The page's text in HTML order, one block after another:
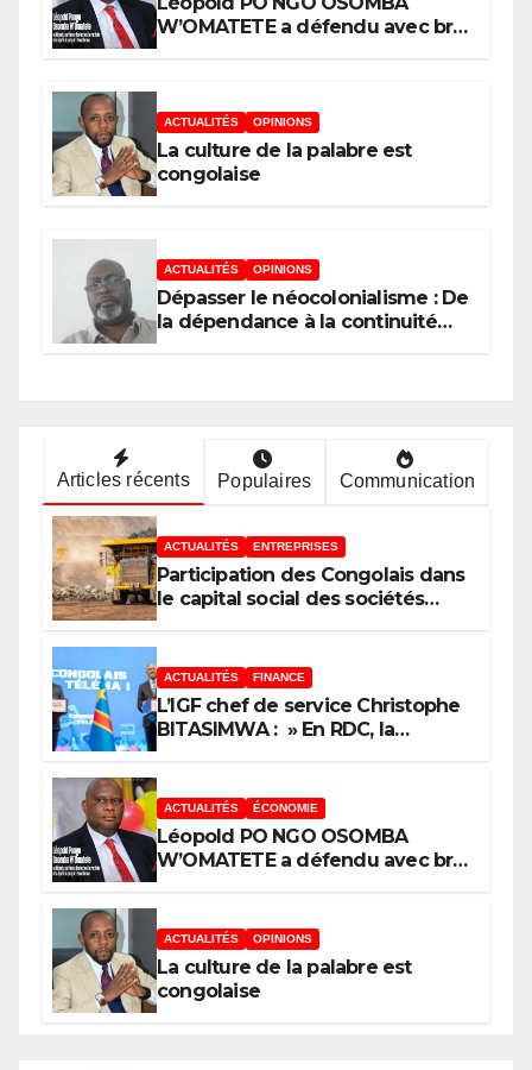
W’OMATETE a défendu avec brio
sociaux de base dans la Ville
Province de Kinshasa », devant
le jury conduit par le Prof. Mabi
ACTUALITÉS OPINIONS
La culture de la palabre est
congolaise
ACTUALITÉS OPINIONS
Dépasser le néocolonialisme : De
la dépendance à la continuité
Articles récents Populaires Communication
ACTUALITÉS ENTREPRISES
Participation des Congolais dans
le capital social des sociétés
trancher
ACTUALITÉS FINANCE
L’IGF chef de service Christophe
BITASIMWA : » En RDC, la
ACTUALITÉS ÉCONOMIE
Léopold PO NGO OSOMBA
W’OMATETE a défendu avec brio
ménages aux biens et services
sociaux de base dans la Ville
Province de Kinshasa », devant
le jury conduit par le Prof. Mabi
ACTUALITÉS OPINIONS
La culture de la palabre est
congolaise